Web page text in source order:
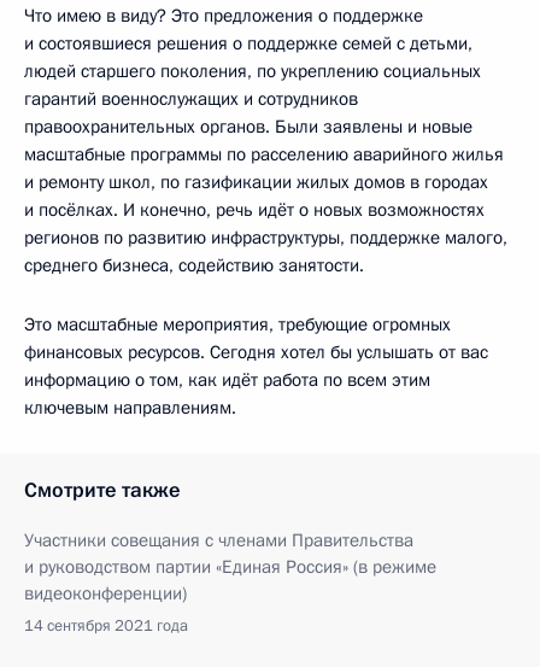
Что имею в виду? Это предложения о поддержке
и состоявшиеся решения о поддержке семей с детьми,
людей старшего поколения, по укреплению социальных
гарантий военнослужащих и сотрудников
правоохранительных органов. Были заявлены и новые
масштабные программы по расселению аварийного жилья
и ремонту школ, по газификации жилых домов в городах
и посёлках. И конечно, речь идёт о новых возможностях
регионов по развитию инфраструктуры, поддержке малого,
среднего бизнеса, содействию занятости.
Это масштабные мероприятия, требующие огромных
финансовых ресурсов. Сегодня хотел бы услышать от вас
информацию о том, как идёт работа по всем этим
ключевым направлениям.
Смотрите также
Участники совещания с членами Правительства
и руководством партии «Единая Россия» (в режиме
видеоконференции)
14 сентября 2021 года